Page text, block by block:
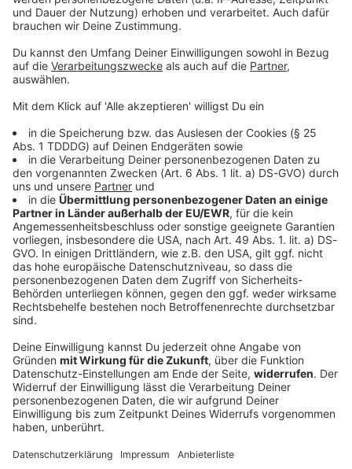
Sprachnachricht
© dpa-infocom, dpa:260220-930-712293/1
Bayern
Fürther Ziel vor Saisonstart: Kein Szenario wie
in Vorsaison
Trainer Heiko Vogel betont: Ein Szenario wie
vergangene Spielzeit soll sich für die Spielvereinigung
sieht er als attraktive Herausforderung.